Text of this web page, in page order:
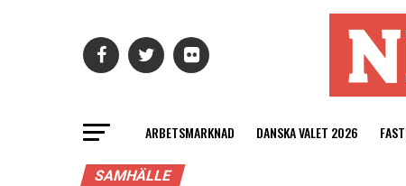
ARBETSMARKNAD DANSKA VALET 2026
SAMHÄLLE